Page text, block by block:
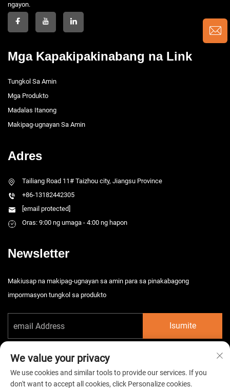
ngayon.
Mga Kapakipakinabang na Link
Tungkol Sa Amin
Mga Produkto
Madalas Itanong
Makipag-ugnayan Sa Amin
Adres
Tailiang Road 11# Taizhou city, Jiangsu Province
+86-13182442305
[email protected]
Oras: 9:00 ng umaga - 4:00 ng hapon
Newsletter
Makiusap na makipag-ugnayan sa amin para sa pinakabagong
impormasyon tungkol sa produkto
Isumite
We value your privacy
We use cookies and similar tools to provide our services. If you
don't want to accept all cookies, click Personalize cookies.